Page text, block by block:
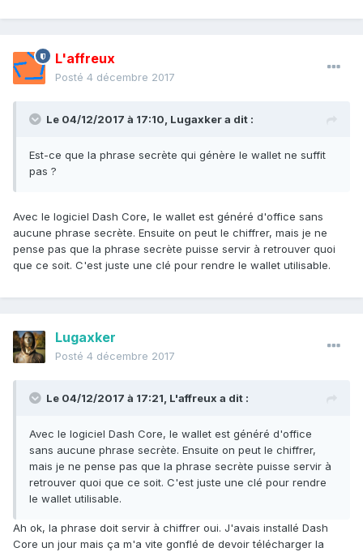
L'affreux
Posté 4 décembre 2017
Le 04/12/2017 à 17:10, Lugaxkera dit :
Est-ce que la phrase secrète qui génère le wallet ne suffit
pas ?
Avec le logiciel Dash Core, le wallet est généré d'office sans
aucune phrase secrète. Ensuite on peut le chiffrer, mais je ne
pense pas que la phrase secrète puisse servir à retrouver quoi
que ce soit. C'est juste une clé pour rendre le wallet utilisable.
Lugaxker
Posté 4 décembre 2017
Le 04/12/2017 à 17:21, L'affreux a dit :
Avec le logiciel Dash Core, le wallet est généré d'office
sans aucune phrase secrète. Ensuite on peut le chiffrer,
mais je ne pense pas que la phrase secrète puisse servir à
retrouver quoi que ce soit. C'est juste une clé pour rendre
le wallet utilisable.
Ah ok, la phrase doit servir à chiffrer oui. J'avais installé Dash
Core un jour mais ça m'a vite gonflé de devoir télécharger la